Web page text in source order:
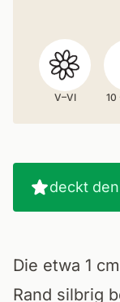
V–VI 10
deckt
Die etwa 1
Rand silbrig